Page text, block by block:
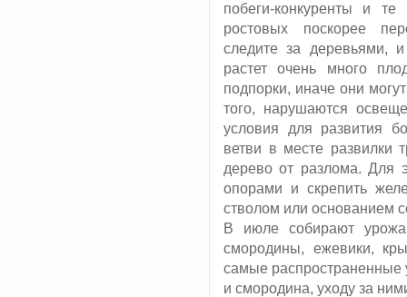
побеги-конкуренты и
ростовых поскорее
следите за деревьями,
растет очень много
подпорки, иначе они
того, нарушаются
условия для развития
ветви в месте развилки
дерево от разлома. Для
опорами и скрепить
стволом или основанием
В июле собирают
смородины, ежевики,
самые распространенные
и смородина, уходу за